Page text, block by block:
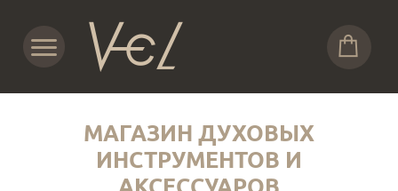
МАГАЗИН ДУХОВЫХ
ИНСТРУМЕНТОВ И